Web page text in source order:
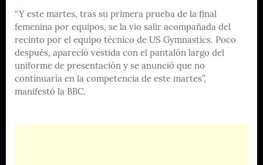
“Y este martes, tras su primera prueba de la final
femenina por equipos, se la vio salir acompañada del
recinto por el equipo técnico de US Gymnastics. Poco
después, apareció vestida con el pantalón largo del
uniforme de presentación y se anunció que no
continuaría en la competencia de este martes”,
manifestó la BBC.